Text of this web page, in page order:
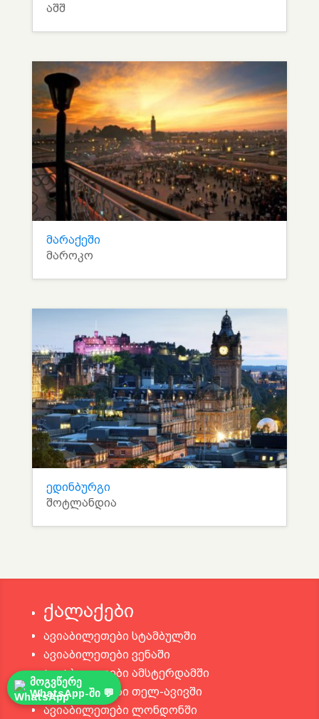
მოგვწერე
WhatsApp-ში 💬
აშშ
მარაქეში
მაროკო
ედინბურგი
შოტლანდია
ქალაქები
ავიაბილეთები სტამბულში
ავიაბილეთები ვენაში
ავიაბილეთები ამსტერდამში
ავიაბილეთები თელ-ავივში
ავიაბილეთები ლონდონში